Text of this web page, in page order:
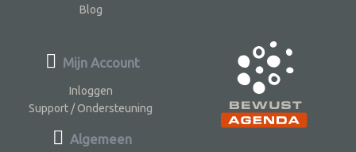
Blog
Mijn Account
Inloggen
Support / Ondersteuning
Algemeen